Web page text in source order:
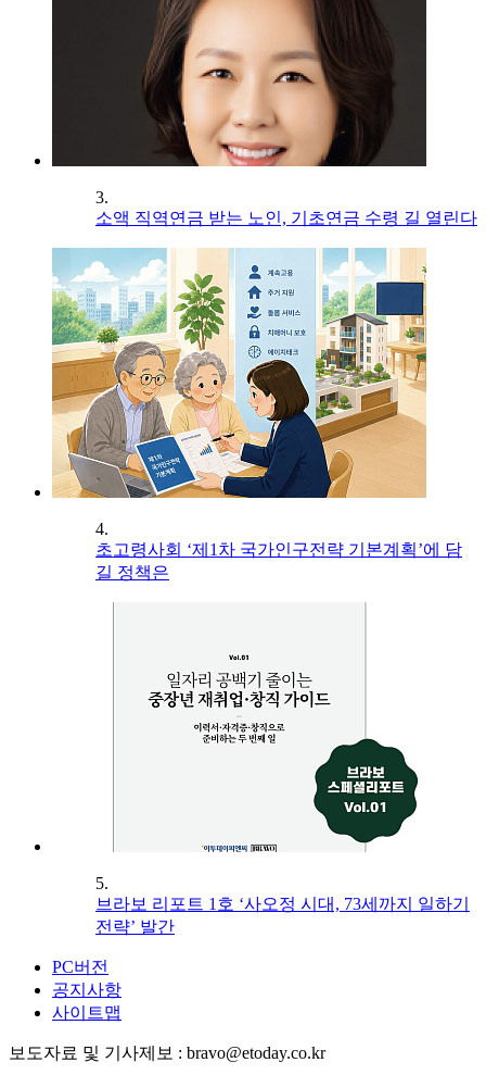
3.
소액 직역연금 받는 노인, 기초연금 수령 길 열린다
4.
초고령사회 ‘제1차 국가인구전략 기본계획’에 담
길 정책은
5.
브라보 리포트 1호 ‘사오정 시대, 73세까지 일하기
전략’ 발간
PC버전
공지사항
사이트맵
보도자료 및 기사제보 : bravo@etoday.co.kr